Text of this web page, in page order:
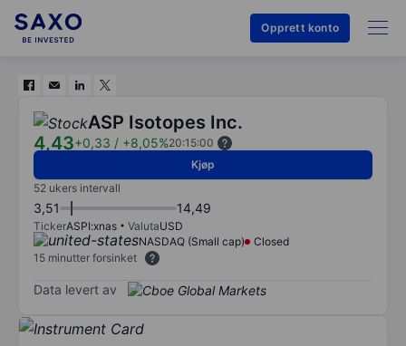
Opprett konto
ASP Isotopes Inc.
4,43+0,33 / +8,05%20:15:00
Kjøp
52 ukers intervall
3,51 14,49
TickerASPI:xnas ValutaUSD
NASDAQ (Small cap)
Closed
15 minutter forsinket
Data levert av